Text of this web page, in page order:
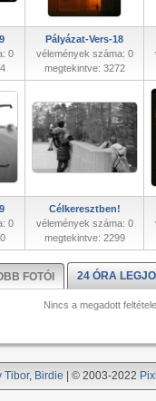
0
Pályázat-Vers-18
vélemények száma: 0
megtekintve: 3272
0
Célkeresztben!
vélemények száma: 0
megtekintve: 2299
FOTÓI 24 ÓRA
Nincs a megadott
Tibor, Birdie | © 2003-2022